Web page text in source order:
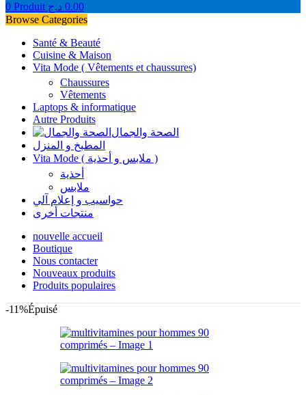
0 Produit 0.00 د.ج
Browse Categories
Santé & Beauté
Cuisine & Maison
Vita Mode ( Vêtements et chaussures)
Chaussures
Vêtements
Laptops & informatique
Autre Produits
الصحة والجمال
المطبخ و المنزل
Vita Mode ( ملابس و أحذية )
أحذية
ملابس
حواسيب و إعلام آلي
منتجات أخرى
nouvelle accueil
Boutique
Nous contacter
Nouveaux produits
Produits populaires
-11%Épuisé